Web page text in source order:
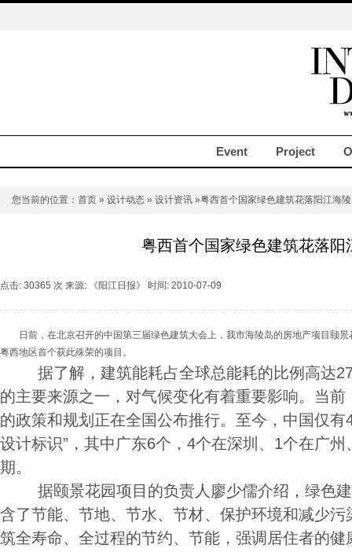
Event Project
您当前的位置： 首页 » 设计动态 » 设计资讯 »粤西首个国家绿色建筑花落阳江海陵
粤西首个国家绿色建筑花落阳
点击: 30365 次 来源: 《阳江日报》 时间: 2010-07-09
日前，在北京召开的中国第三届绿色建筑大会上，我市海陵岛的房地产项目颐景
粤西地区首个获此殊荣的项目。
据了解，建筑能耗占全球总能耗的比例高达
的主要来源之一，对气候变化有着重要影响。当
的政策和规划正在全国公布推行。至今，中国仅有
设计标识”，其中广东6个，4个在深圳、1个在广
期。
据颐景花园项目的负责人廖少儒介绍，绿色建
含了节能、节地、节水、节材、保护环境和减少
筑全寿命、全过程的节约、节能，强调居住者的